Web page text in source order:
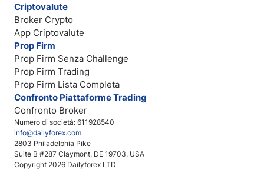
Numero di società: 611928540
info@dailyforex.com
2803 Philadelphia Pike
Suite B #287 Claymont, DE 19703, USA
Copyright 2026 Dailyforex LTD
Criptovalute
Broker Crypto
App Criptovalute
Prop Firm
Prop Firm Senza Challenge
Prop Firm Trading
Prop Firm Lista Completa
Confronto Piattaforme Trading
Confronto Broker